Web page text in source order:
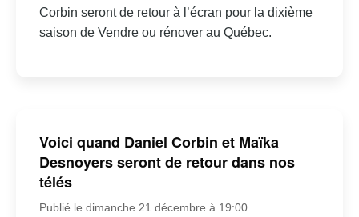
Corbin seront de retour à l’écran pour la dixième
saison de Vendre ou rénover au Québec.
Voici quand Daniel Corbin et Maïka
Desnoyers seront de retour dans nos
télés
Publié le dimanche 21 décembre à 19:00